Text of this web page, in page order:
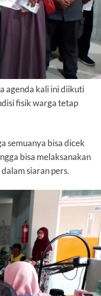
agenda kali ini diikuti
fisik warga tetap
semuanya bisa dicek
bisa melaksanakan
siaran pers.